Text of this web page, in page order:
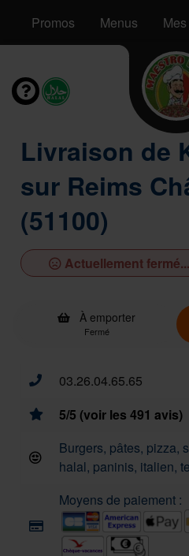
Promos Menus
Livraison de
sur Reims
(51100)
Actuellement fermé...
À emporter
Fermé
03.26.04.65.65
5/5 (voir les 491 avis)
Burgers, pâtes, pizza,
halal, paninis, italien,
Moyens de paiement :